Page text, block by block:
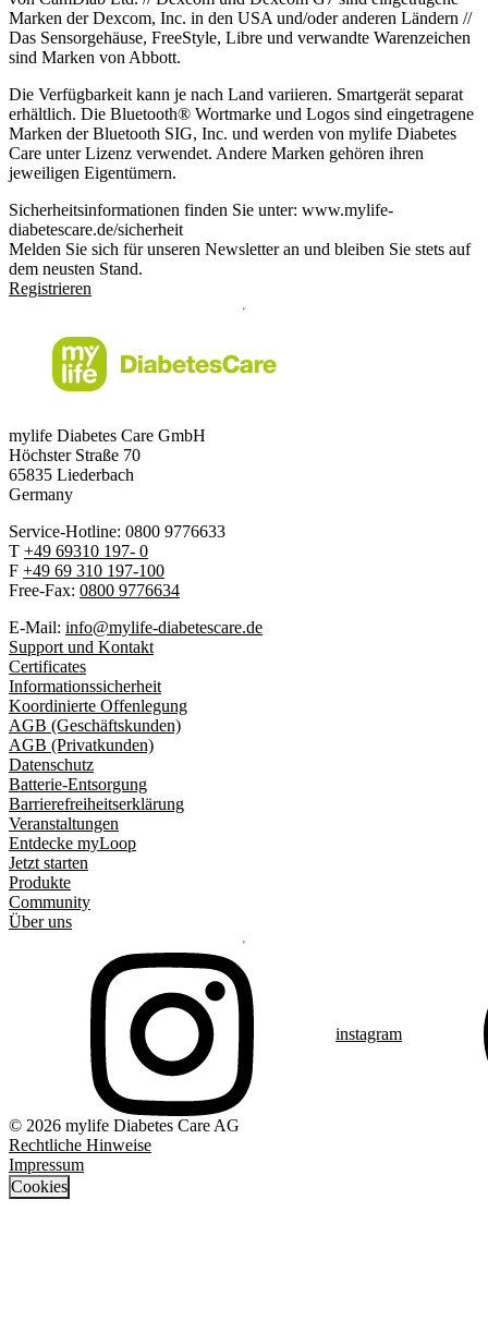
Marken der Dexcom, Inc. in den USA und/oder anderen Ländern //
Das Sensorgehäuse, FreeStyle, Libre und verwandte Warenzeichen
sind Marken von Abbott.
Die Verfügbarkeit kann je nach Land variieren. Smartgerät separat
erhältlich. Die Bluetooth® Wortmarke und Logos sind eingetragene
Marken der Bluetooth SIG, Inc. und werden von mylife Diabetes
Care unter Lizenz verwendet. Andere Marken gehören ihren
jeweiligen Eigentümern.
Sicherheitsinformationen finden Sie unter: www.mylife-
diabetescare.de/sicherheit
Melden Sie sich für unseren Newsletter an und bleiben Sie stets auf
dem neusten Stand.
Registrieren
mylife Diabetes Care GmbH
Höchster Straße 70
65835 Liederbach
Germany
Service-Hotline: 0800 9776633
T +49 69310 197- 0
F +49 69 310 197-100
Free-Fax: 0800 9776634
E-Mail: info@mylife-diabetescare.de
Support und Kontakt
Certificates
Informationssicherheit
Koordinierte Offenlegung
AGB (Geschäftskunden)
AGB (Privatkunden)
Datenschutz
Batterie-Entsorgung
Barrierefreiheitserklärung
Veranstaltungen
Entdecke myLoop
Jetzt starten
Produkte
Community
Über uns
instagram
© 2026 mylife Diabetes Care AG
Rechtliche Hinweise
Impressum
Cookies